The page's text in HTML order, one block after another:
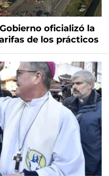
oficializó la
de los prácticos